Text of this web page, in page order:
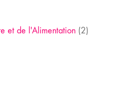
et de l'Alimentation (2)